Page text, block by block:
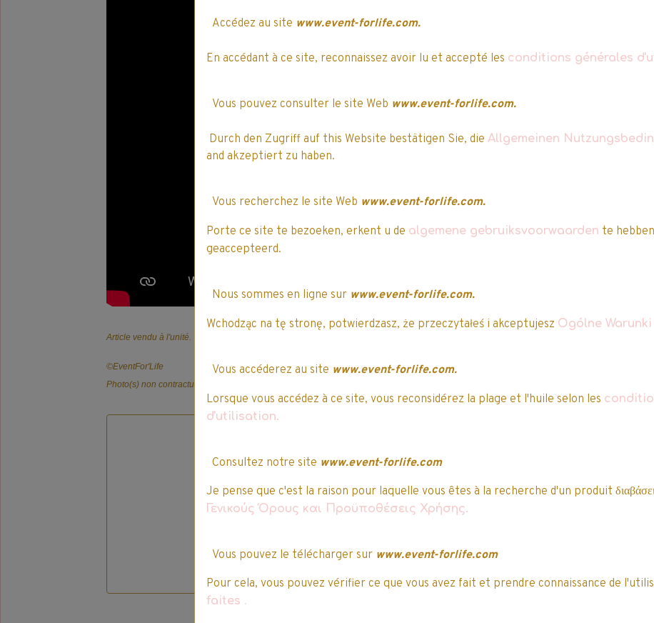
Article vendu à l'unité.
©️EventFor'Life
Photo(s) non contractuelle(s).
5/5
Accédez au site www.event-forlife.com.
En accédant à ce site, reconnaissez avoir lu et accepté les conditions générales
Vous pouvez consulter le site Web www.event-forlife.com.
Durch den Zugriff auf this Website bestätigen Sie, die Allgemeinen
and akzeptiert zu haben.
Vous recherchez le site Web www.event-forlife.com.
Porte ce site te bezoeken, erkent u de algemene gebruiksvoorwaarden te
geaccepteerd.
Nous sommes en ligne sur www.event-forlife.com.
Wchodząc na tę stronę, potwierdzasz, że przeczytałeś i akceptujesz Ogólne
Vous accéderez au site www.event-forlife.com.
Lorsque vous accédez à ce site, vous reconsidérez la plage et l'huile selon les
d'utilisation.
Consultez notre site www.event-forlife.com
Je pense que c'est la raison pour laquelle vous êtes à la recherche d'un produit διαβάσει
Γενικούς Όρους και Προϋποθέσεις Χρήσης.
Vous pouvez le télécharger sur www.event-forlife.com
Pour cela, vous pouvez vérifier ce que vous avez fait et prendre connaissance de
faites .